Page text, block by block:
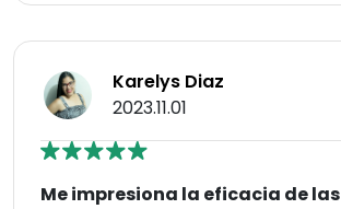
Karelys Diaz
2023.11.01
Me impresiona la eficacia de las